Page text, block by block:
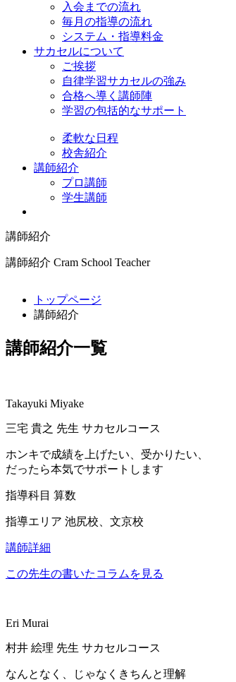
入会までの流れ
毎月の指導の流れ
システム・指導料金
サカセルについて
ご挨拶
自律学習サカセルの強み
合格へ導く講師陣
学習の包括的なサポート
柔軟な日程
校舎紹介
講師紹介
プロ講師
学生講師
講師紹介
講師紹介 Cram School Teacher
トップページ
講師紹介
講師紹介一覧
Takayuki Miyake
三宅 貴之 先生 サカセルコース
ホンキで成績を上げたい、受かりたい、
だったら本気でサポートします
指導科目 算数
指導エリア 池尻校、文京校
講師詳細
この先生の書いたコラムを見る
Eri Murai
村井 絵理 先生 サカセルコース
なんとなく、じゃなくきちんと理解